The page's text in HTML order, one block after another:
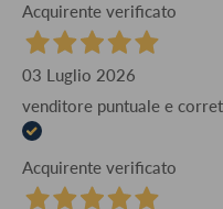
Acquirente verificato
03 Luglio 2026
venditore puntuale e
Acquirente verificato